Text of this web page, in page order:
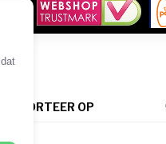
SORTEER OP